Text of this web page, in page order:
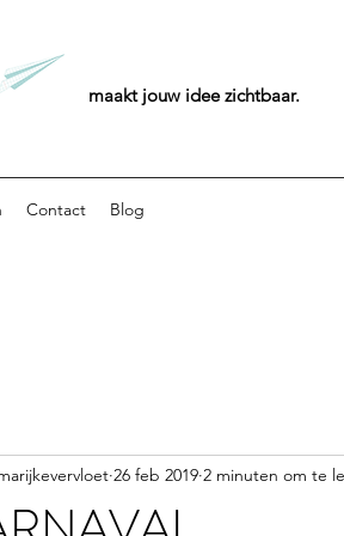
maakt jouw ideezichtbaar.
Contact Blog
26 feb 2019 2 minuten om te